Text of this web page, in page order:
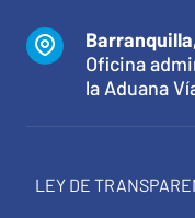
Oficina
la Aduana
LEY DE